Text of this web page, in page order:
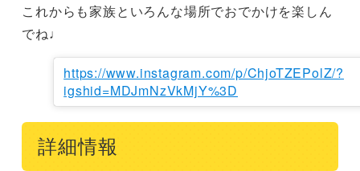
これからも家族といろんな場所でおでかけを楽しん
でね♩
https://www.instagram.com/p/ChjoTZEPolZ/?
igshid=MDJmNzVkMjY%3D
詳細情報